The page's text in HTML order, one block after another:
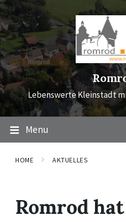
Skip
to
content
Skip
to
main
navigation
Skip
to
footer
Lebenswerte Kleinstadt
Menu
HOME AKTUELLES
Romrod